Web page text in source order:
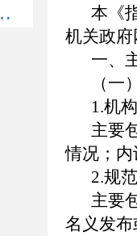
本《
机关政府
一、
（一
1.机
主要
情况；
2.规
主要
名义发